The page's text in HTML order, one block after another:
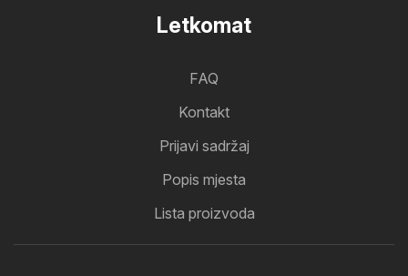
Letkomat
FAQ
Kontakt
Prijavi sadržaj
Popis mjesta
Lista proizvoda